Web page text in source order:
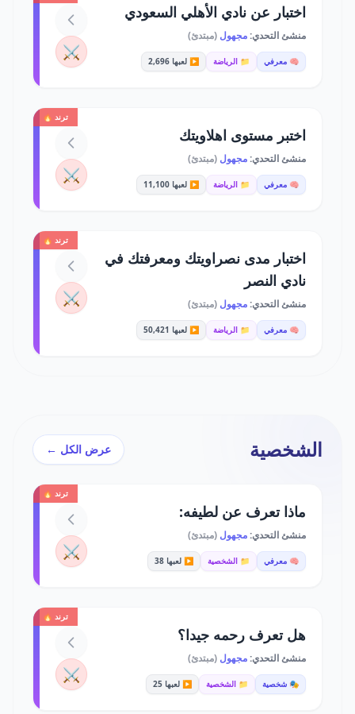
اختبار عن نادي الأهلي السعودي
منشئ التحدي:مجهول (مبتدئ)
🧠 معرفي 📁 الرياضة ▶️ لعبها 2,696 ⚔️
ترند 🔥
اختبر مستوى اهلاويتك
منشئ التحدي:مجهول (مبتدئ)
🧠 معرفي 📁 الرياضة ▶️ لعبها 11,100 ⚔️
ترند 🔥
اختبار مدى نصراويتك ومعرفتك في
نادي النصر
منشئ التحدي:مجهول (مبتدئ)
🧠 معرفي 📁 الرياضة ▶️ لعبها 50,421
⚔️
الشخصية عرض الكل ←
ترند 🔥
ماذا تعرف عن لطيفه:
منشئ التحدي:مجهول (مبتدئ)
🧠 معرفي 📁 الشخصية ▶️ لعبها 38 ⚔️
ترند 🔥
هل تعرف رحمه جيدا؟
منشئ التحدي:مجهول (مبتدئ)
🎭 شخصية 📁 الشخصية ▶️ لعبها 25 ⚔️